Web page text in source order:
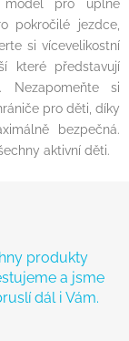
pro úplné
pokročilé jezdce,
si vícevelikostní
které představují
Nezapomeňte si
pro děti, díky
bezpečná.
aktivní děti.
produkty
a jsme
dál i Vám.